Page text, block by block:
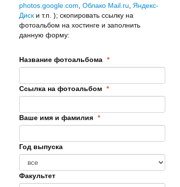
photos.google.com Облако Mail.ru
Яндекс-
Диски т.п. ); скопировать ссылку на
фотоальбом на хостинге и заполнить
данную форму:
Название фотоальбома *
Ссылка на фотоальбом *
Ваше имя и фамилия *
Год выпуска
Факультет